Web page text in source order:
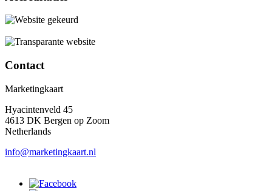
Contact
Marketingkaart
Hyacintenveld 45
4613 DK Bergen op Zoom
Netherlands
info@marketingkaart.nl